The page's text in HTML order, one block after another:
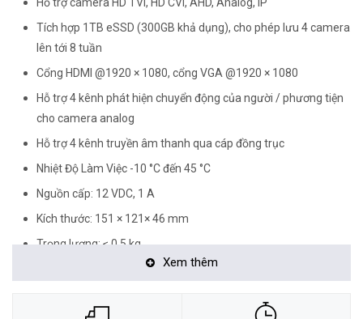
Tích hợp 1TB eSSD (300GB khả dụng), cho phép lưu 4 camera
lên tới 8 tuần
Cổng HDMI @1920 × 1080, cổng VGA @1920 × 1080
Hỗ trợ 4 kênh phát hiện chuyển động của người / phương tiện
cho camera analog
Hỗ trợ 4 kênh truyền âm thanh qua cáp đồng trục
Nhiệt Độ Làm Việc -10 °C đến 45 °C
Nguồn cấp: 12 VDC, 1 A
Kích thước: 151 × 121× 46 mm
Trọng lượng: ≤ 0.5 kg
<Hotline: 0828.011.011 - (028)7300.2021 - VoHoang.vn>
Tư vấn cách chọn loại camera và dịch vụ lắp đặt camera tận nơi:
Xem thêm